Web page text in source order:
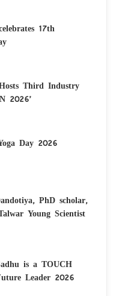
17th
Third Industry
2026’
Day 2026
PhD scholar,
Young Scientist
is a TOUCH
Leader 2026